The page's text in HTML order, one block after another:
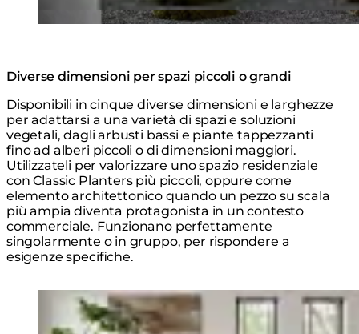
Diverse dimensioni per spazi piccoli o grandi
Disponibili in cinque diverse dimensioni e larghezze
per adattarsi a una varietà di spazi e soluzioni
vegetali, dagli arbusti bassi e piante tappezzanti
fino ad alberi piccoli o di dimensioni maggiori.
Utilizzateli per valorizzare uno spazio residenziale
con Classic Planters più piccoli, oppure come
elemento architettonico quando un pezzo su scala
più ampia diventa protagonista in un contesto
commerciale. Funzionano perfettamente
singolarmente o in gruppo, per rispondere a
esigenze specifiche.
Loading image...